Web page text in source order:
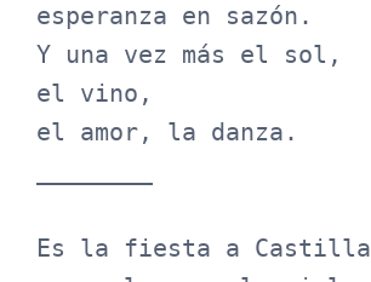
esperanza en sazón.
Y una vez más el sol,
el vino,
el amor, la danza.
Es la fiesta a Castilla